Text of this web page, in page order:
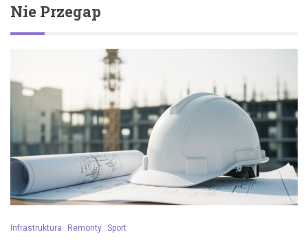
Nie Przegap
Infrastruktura Remonty Sport